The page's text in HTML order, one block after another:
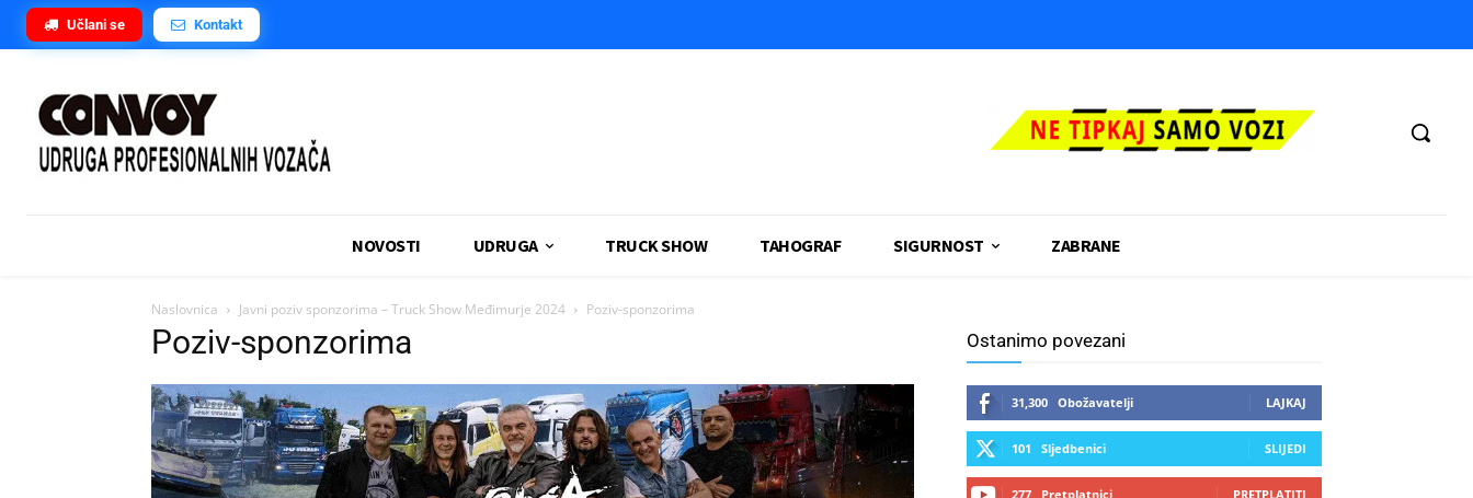
Učlani se Kontakt
NOVOSTI UDRUGA TRUCK SHOW TAHOGRAF SIGURNOST ZABRANE
Naslovnica Javni poziv sponzorima – Truck Show Međimurje 2024 Poziv-sponzorima
Poziv-sponzorima Ostanimo povezani
31,300 Obožavatelji LAJKAJ
101 Sljedbenici SLIJEDI
277 Pretplatnici PRETPLATITI